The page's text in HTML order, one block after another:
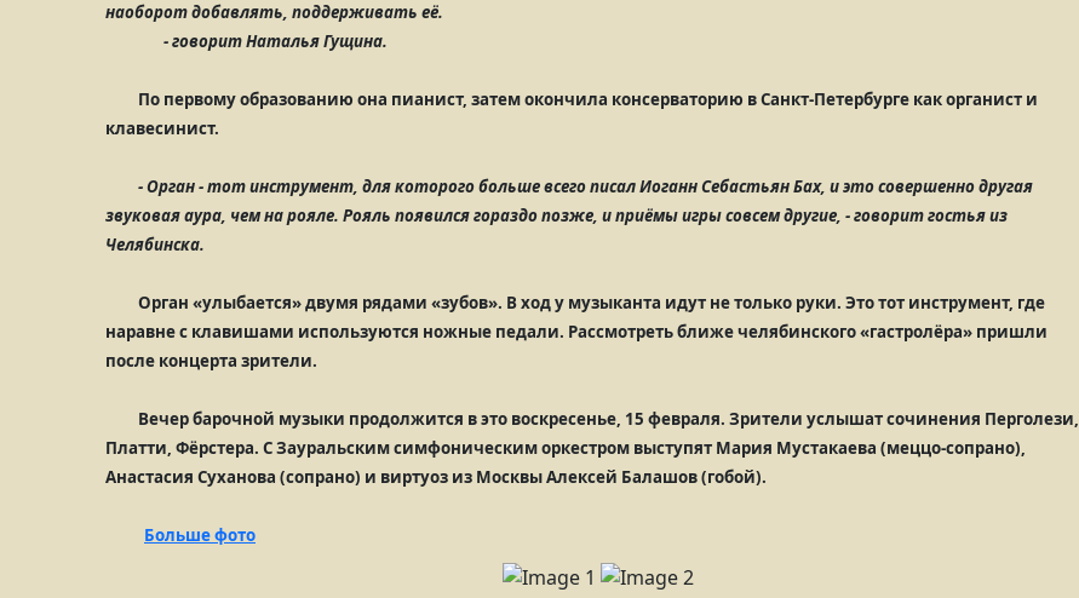
наоборот добавлять, поддерживать её.
- говорит Наталья Гущина.
По первому образованию она пианист, затем окончила консерваторию в Санкт-Петербурге как органист и
клавесинист.
- Орган - тот инструмент, для которого больше всего писал Иоганн Себастьян Бах, и это совершенно другая
звуковая аура, чем на рояле. Рояль появился гораздо позже, и приёмы игры совсем другие, - говорит гостья из
Челябинска.
Орган «улыбается» двумя рядами «зубов». В ход у музыканта идут не только руки. Это тот инструмент, где
наравне с клавишами используются ножные педали. Рассмотреть ближе челябинского «гастролёра» пришли
после концерта зрители.
Вечер барочной музыки продолжится в это воскресенье, 15 февраля. Зрители услышат сочинения Перголези,
Платти, Фёрстера. С Зауральским симфоническим оркестром выступят Мария Мустакаева (меццо-сопрано),
Анастасия Суханова (сопрано) и виртуоз из Москвы Алексей Балашов (гобой).
Больше фото